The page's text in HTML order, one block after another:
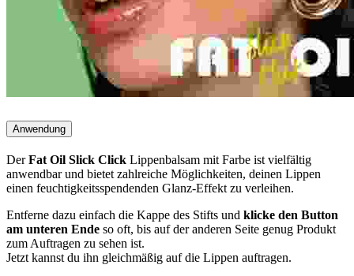
Anwendung
DerFat Oil Slick Click Lippenbalsam mit Farbe ist vielfältig
anwendbar und bietet zahlreiche Möglichkeiten, deinen Lippen
einen feuchtigkeitsspendenden Glanz-Effekt zu verleihen.
Entferne dazu einfach die Kappe des Stifts und klicke den Button
am unteren Ende so oft, bis auf der anderen Seite genug Produkt
zum Auftragen zu sehen ist.
Jetzt kannst du ihn gleichmäßig auf die Lippen auftragen.